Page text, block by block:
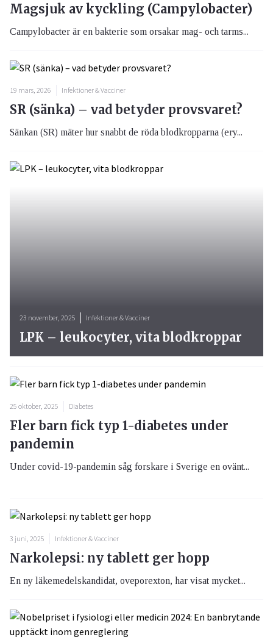
Magsjuk av kyckling (Campylobacter)
Campylobacter är en bakterie som orsakar mag- och tarms...
19 mars, 2026 Infektioner & Vacciner
SR (sänka) – vad betyder provsvaret?
Sänkan (SR) mäter hur snabbt de röda blodkropparna (ery...
23 november, 2025 Infektioner & Vacciner
LPK – leukocyter, vita blodkroppar
25 oktober, 2025 Diabetes
Fler barn fick typ 1-diabetes under
pandemin
Under covid-19-pandemin såg forskare i Sverige en ovänt...
3 juni, 2025 Infektioner & Vacciner
Narkolepsi: ny tablett ger hopp
En ny läkemedelskandidat, oveporexton, har visat mycket...